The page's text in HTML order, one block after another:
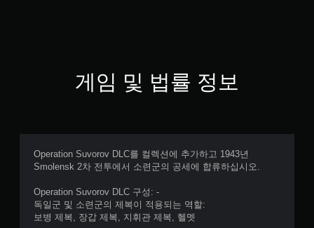
게임 및 법률 정보
Operation Suvorov DLC를 컬렉션에 추가하고 1943년
Smolensk 2차 전투에서 소련군의 공세에 합류하십시오.
Operation Suvorov DLC 구성: -
독일군 및 소련군의 제복이 적용되는 역할:
보병 제복, 장갑 제복, 지휘관 제복, 헬멧